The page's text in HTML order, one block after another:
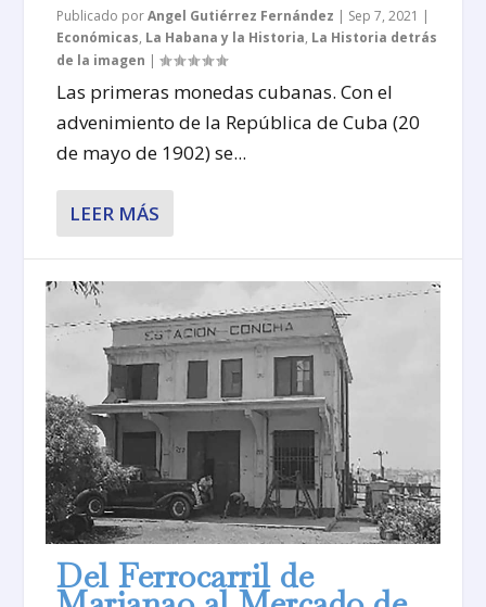
Publicado porAngel Gutiérrez Fernández | Sep 7, 2021 |
Económicas, La Habana y la Historia, La Historia detrás
de la imagen |
Las primeras monedas cubanas. Con el
advenimiento de la República de Cuba (20
de mayo de 1902) se...
LEER MÁS
Del Ferrocarril de